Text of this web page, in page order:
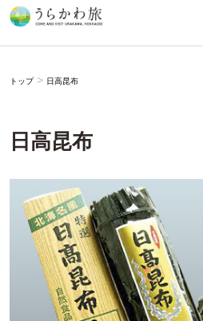
トップ> 日高昆布
日高昆布